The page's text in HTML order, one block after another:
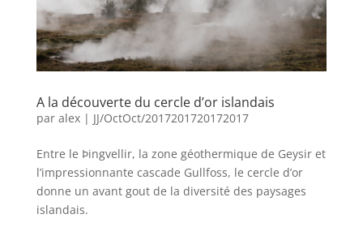
A la découverte du cercle d’or islandais
par alex| JJ/OctOct/2017201720172017
Entre le Þingvellir, la zone géothermique de Geysir et
l’impressionnante cascade Gullfoss, le cercle d’or
donne un avant gout de la diversité des paysages
islandais.